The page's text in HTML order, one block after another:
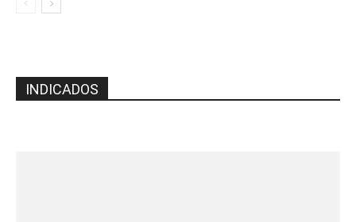
INDICADOS